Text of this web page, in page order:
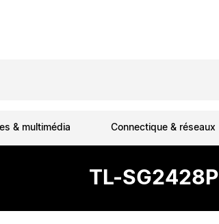
& multimédia Connectique & réseaux
TL-SG2428P